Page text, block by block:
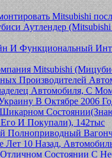
Mitsubishi
Аутлендер (Mitsubishi
И Функциональный
Mitsubishi
Производителей
Автомобиля, С
В Октябре 2006
И Покупали), 142тыс
Полноприводный
Лет 10 Назад,
Состоянии С